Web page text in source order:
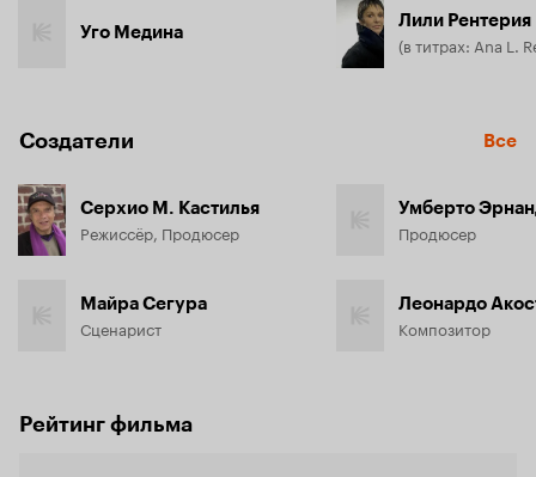
Уго Медина
Лили Рентерия
(в титрах: Ana L.
Создатели Все
Серхио М. Кастилья
Режиссёр, Продюсер
Майра Сегура
Сценарист
Умберто
Продюсер
Леонардо
Композитор
Рейтинг фильма